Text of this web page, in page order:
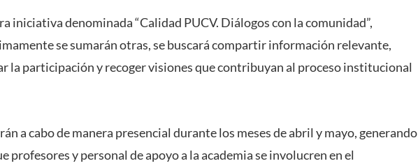
iniciativa denominada “Calidad PUCV. Diálogos con la comunidad”,
se sumarán otras, se buscará compartir información relevante,
la participación y recoger visiones que contribuyan al proceso institucional
a cabo de manera presencial durante los meses de abril y mayo, generando
profesores y personal de apoyo a la academia se involucren en el